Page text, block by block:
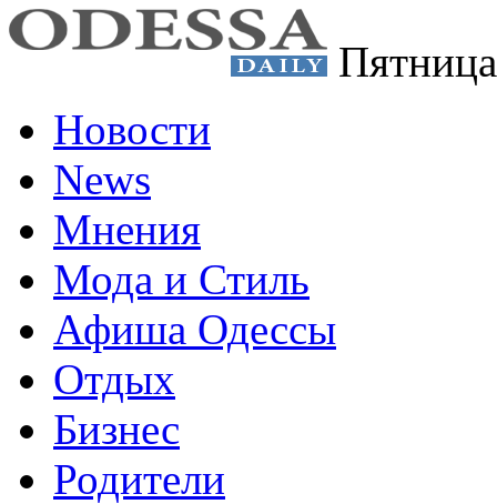
Новости
News
Мнения
Мода и Стиль
Афиша Одессы
Отдых
Бизнес
Родители